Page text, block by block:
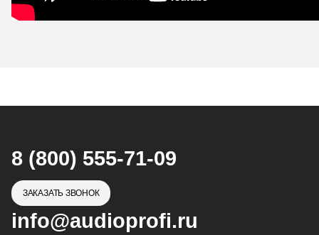
8 (800) 555-71-09
ЗАКАЗАТЬ ЗВОНОК
info@audioprofi.ru